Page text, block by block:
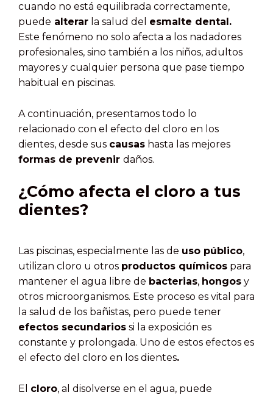
cuando no está equilibrada correctamente,
puede alterar la salud del esmalte dental.
Este fenómeno no solo afecta a los nadadores
profesionales, sino también a los niños, adultos
mayores y cualquier persona que pase tiempo
habitual en piscinas.
A continuación, presentamos todo lo
relacionado con el efecto del cloro en los
dientes, desde sus causas hasta las mejores
formas de prevenir daños.
¿Cómo afecta el cloro a tus
dientes?
Las piscinas, especialmente las de uso público,
utilizan cloro u otros productos químicos para
mantener el agua libre de bacterias, hongos y
otros microorganismos. Este proceso es vital para
la salud de los bañistas, pero puede tener
efectos secundarios si la exposición es
constante y prolongada. Uno de estos efectos es
el efecto del cloro en los dientes.
El cloro, al disolverse en el agua, puede